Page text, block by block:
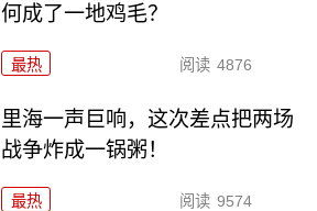
何成了一地鸡毛？
最热 阅读 4876
里海一声巨响，这次差点把两场
战争炸成一锅粥！
最热 阅读 9574